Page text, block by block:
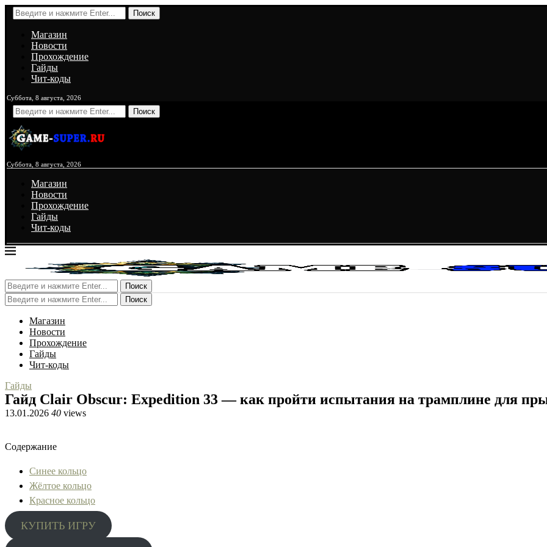
Поиск
Магазин
Новости
Прохождение
Гайды
Чит-коды
Суббота, 8 августа, 2026
Поиск
Суббота, 8 августа, 2026
Магазин
Новости
Прохождение
Гайды
Чит-коды
Поиск
Поиск
Магазин
Новости
Прохождение
Гайды
Чит-коды
Гайды
Гайд Clair Obscur: Expedition 33 — как пройти испытания на трамплине для
13.01.2026 40 views
Содержание
Синее кольцо
Жёлтое кольцо
Красное кольцо
КУПИТЬ ИГРУ